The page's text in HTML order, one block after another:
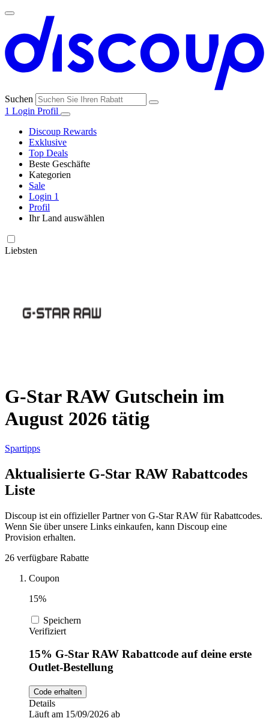
Suchen
1 Login Profil
Discoup Rewards
Exklusive
Top Deals
Beste Geschäfte
Amazon
Pandora
Douglas
DocMorris
Audible
Oakley
Kategorien
Kleidung und
Schuhe
Sport und
Autos und
Motorräder
Sale
Login 1
Profil
Ihr Land auswählen
Liebsten
G-Star RAW Gutschein im
August 2026 tätig
Spartipps
Aktualisierte G-Star RAW Rabattcodes
Liste
Discoup ist ein offizieller Partner von G-Star RAW für Rabattcodes.
Wenn Sie über unsere Links einkaufen, kann Discoup eine
Provision erhalten.
26 verfügbare Rabatte
Coupon
15%
Speichern
Verifiziert
15% G-Star RAW Rabattcode auf deine erste
Outlet-Bestellung
Code erhalten
Details
Läuft am 15/09/2026 ab